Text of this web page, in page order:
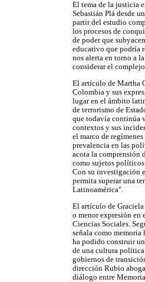
El tema de la justicia
Sebastián Plá desde
partir del estudio
los procesos de
de poder que
educativo que podría
nos alerta en torno a
considerar el
El artículo de Martha
Colombia y sus
lugar en el ámbito
de terrorismo de
que todavía continúa
contextos y sus
el marco de
prevalencia en las
acota la comprensión
como sujetos
Con su investigación
permita superar una
Latinoamérica".
El artículo de
o menor expresión en
Ciencias Sociales.
señala como
ha podido construir
de una cultura política
gobiernos de
dirección Rubio
diálogo entre